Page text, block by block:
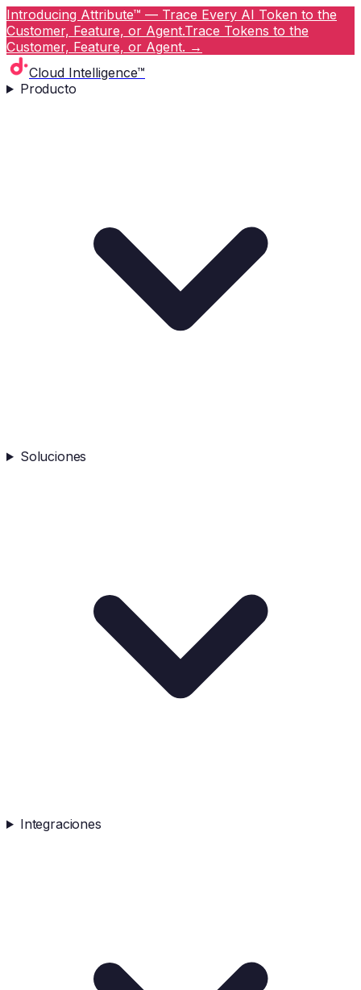
Introducing Attribute™ — Trace Every AI Token to the
Customer, Feature, or Agent.Trace Tokens to the
Customer, Feature, or Agent. →
Cloud Intelligence™
Producto
Soluciones
Integraciones